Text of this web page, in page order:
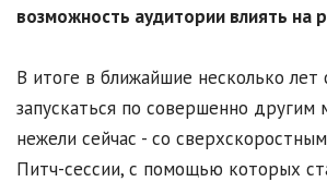
возможность аудитории влиять на
В итоге в ближайшие несколько лет
запускаться по совершенно другим
нежели сейчас - со
Питч-сессии, с помощью которых